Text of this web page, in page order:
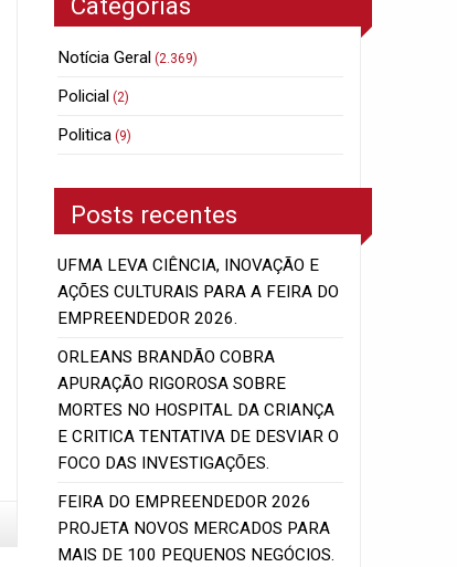
Categorias
Notícia Geral (2.369)
Policial (2)
Politica (9)
Posts recentes
UFMA LEVA CIÊNCIA, INOVAÇÃO E
AÇÕES CULTURAIS PARA A FEIRA DO
EMPREENDEDOR 2026.
ORLEANS BRANDÃO COBRA
APURAÇÃO RIGOROSA SOBRE
MORTES NO HOSPITAL DA CRIANÇA
E CRITICA TENTATIVA DE DESVIAR O
FOCO DAS INVESTIGAÇÕES.
FEIRA DO EMPREENDEDOR 2026
PROJETA NOVOS MERCADOS PARA
MAIS DE 100 PEQUENOS NEGÓCIOS.